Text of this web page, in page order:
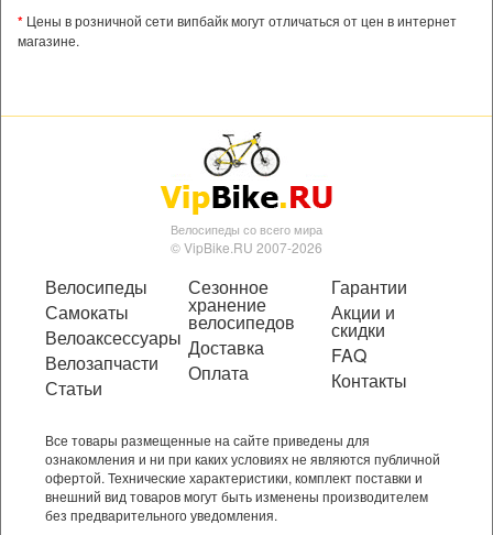
* Цены в розничной сети випбайк могут отличаться от цен в интернет
магазине.
Велосипеды со всего мира
© VipBike.RU 2007-2026
Велосипеды
Самокаты
Велоаксессуары
Велозапчасти
Статьи
Сезонное
хранение
велосипедов
Доставка
Оплата
Гарантии
Акции и
скидки
FAQ
Контакты
Все товары размещенные на сайте приведены для
ознакомления и ни при каких условиях не являются публичной
офертой. Технические характеристики, комплект поставки и
внешний вид товаров могут быть изменены производителем
без предварительного уведомления.